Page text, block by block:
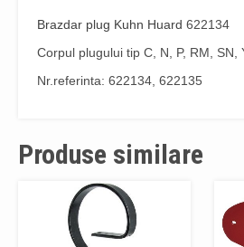
Brazdar plug Kuhn Huard 622134
Corpul plugului tip C, N, P, RM, SN,
Nr.referinta: 622134, 622135
Produse similare